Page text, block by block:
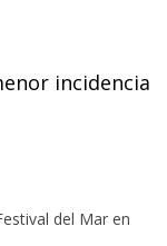
incidencia
del Mar en